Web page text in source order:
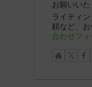
お願いいた
ライティ
頼など、お
合わせフォ